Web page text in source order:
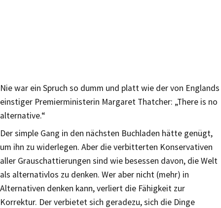
Nie war ein Spruch so dumm und platt wie der von Englands
einstiger Premierministerin Margaret Thatcher: „There is no
alternative.“
Der simple Gang in den nächsten Buchladen hätte genügt,
um ihn zu widerlegen. Aber die verbitterten Konservativen
aller Grauschattierungen sind wie besessen davon, die Welt
als alternativlos zu denken. Wer aber nicht (mehr) in
Alternativen denken kann, verliert die Fähigkeit zur
Korrektur. Der verbietet sich geradezu, sich die Dinge